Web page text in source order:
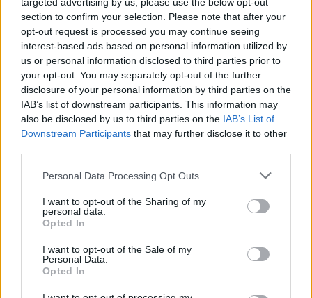
section to confirm your selection. Please note that after your
opt-out request is processed you may continue seeing
interest-based ads based on personal information utilized by
us or personal information disclosed to third parties prior to
your opt-out. You may separately opt-out of the further
disclosure of your personal information by third parties on the
IAB’s list of downstream participants. This information may
also be disclosed by us to third parties on the IAB’s List of
Downstream Participants that may further disclose it to other
Personal Data Processing Opt Outs
I want to opt-out of the Sharing of my
personal data.
Opted In
I want to opt-out of the Sale of my
Personal Data.
Opted In